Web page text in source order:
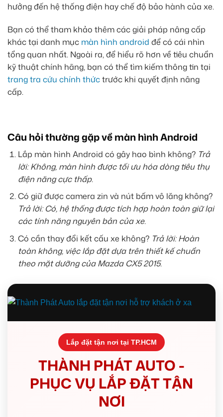
hưởng đến hệ thống điện hay chế độ bảo hành của xe.
Bạn có thể tham khảo thêm các giải pháp nâng cấp
khác tại danh mục màn hình android để có cái nhìn
tổng quan nhất. Ngoài ra, để hiểu rõ hơn về tiêu chuẩn
kỹ thuật chính hãng, bạn có thể tìm kiếm thông tin tại
trang tra cứu chính thứctrước khi quyết định nâng
cấp.
Câu hỏi thường gặp về màn hình Android
Lắp màn hình Android có gây hao bình không? Trả
lời: Không, màn hình được tối ưu hóa dòng tiêu thụ
điện năng cực thấp.
Có giữ được camera zin và nút bấm vô lăng không?
Trả lời: Có, hệ thống được tích hợp hoàn toàn giữ lại
các tính năng nguyên bản của xe.
Có cần thay đổi kết cấu xe không? Trả lời: Hoàn
toàn không, việc lắp đặt dựa trên thiết kế chuẩn
theo mặt dưỡng của Mazda CX5 2015.
Lắp đặt tận nơi tại TP.HCM
THÀNH PHÁT AUTO -
PHỤC VỤ LẮP ĐẶT TẬN
NƠI